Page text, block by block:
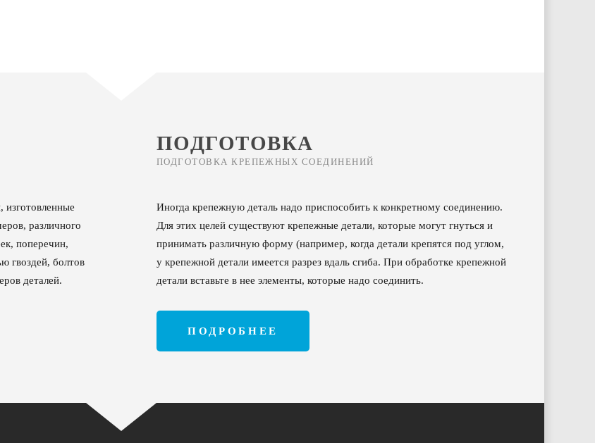
различного
поперечин,
гвоздей, болтов
деталей.
ПОДГОТОВКА
ПОДГОТОВКА КРЕПЕЖНЫХ СОЕДИНЕНИЙ
Иногда крепежную деталь надо приспособить к конкретному соединению.
Для этих целей существуют крепежные детали, которые могут гнуться и
принимать различную форму (например, когда детали крепятся под углом,
у крепежной детали имеется разрез вдаль сгиба. При обработке крепежной
детали вставьте в нее элементы, которые надо соединить.
ПОДРОБНЕЕ